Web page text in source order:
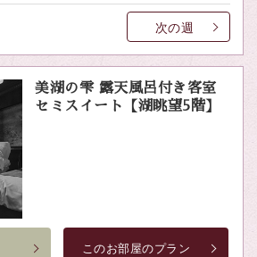
次の週
美湖の雫 露天風呂付き客室
セミスイート【湖眺望5階】
このお部屋のプラン